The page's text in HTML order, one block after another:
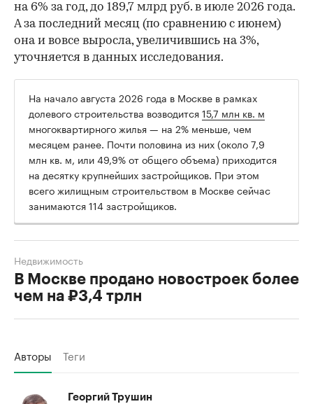
на 6% за год, до 189,7 млрд руб. в июле 2026 года.
А за последний месяц (по сравнению с июнем)
она и вовсе выросла, увеличившись на 3%,
уточняется в данных исследования.
На начало августа 2026 года в Москве в рамках
долевого строительства возводится15,7 млн кв. м
многоквартирного жилья — на 2% меньше, чем
месяцем ранее. Почти половина из них (около 7,9
млн кв. м, или 49,9% от общего объема) приходится
на десятку крупнейших застройщиков. При этом
всего жилищным строительством в Москве сейчас
занимаются 114 застройщиков.
В Москве продано новостроек более
чем на ₽3,4 трлн
Недвижимость
Авторы Теги
Георгий Трушин